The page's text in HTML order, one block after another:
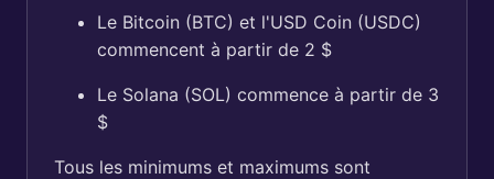
Le Bitcoin (BTC) et l'USD Coin (USDC)
commencent à partir de 2 $
Le Solana (SOL) commence à partir de 3
$
Tous les minimums et maximums sont